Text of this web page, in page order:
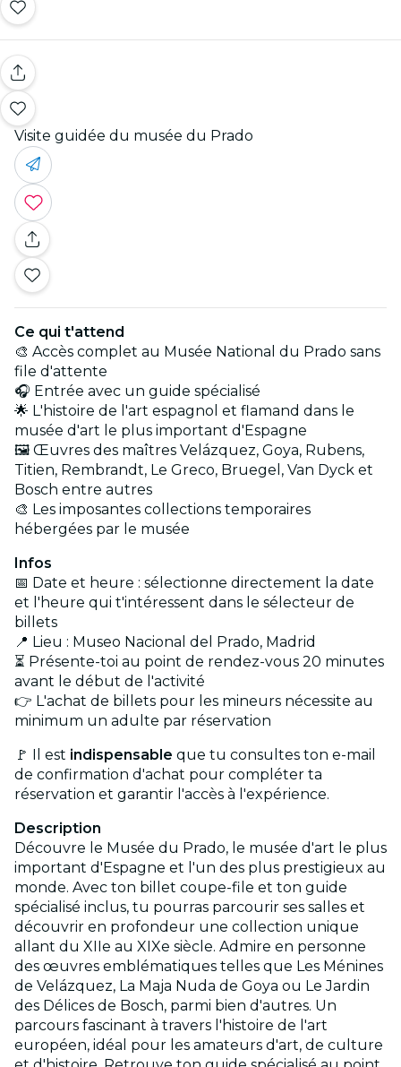
Visite guidée du musée du Prado
Ce qui t'attend
🎨 Accès complet au Musée National du Prado sans
file d'attente
🎧 Entrée avec un guide spécialisé
🌟 L'histoire de l'art espagnol et flamand dans le
musée d'art le plus important d'Espagne
🖼 Œuvres des maîtres Velázquez, Goya, Rubens,
Titien, Rembrandt, Le Greco, Bruegel, Van Dyck et
Bosch entre autres
🎨 Les imposantes collections temporaires
hébergées par le musée
Infos
📅 Date et heure : sélectionne directement la date
et l'heure qui t'intéressent dans le sélecteur de
billets
📍 Lieu : Museo Nacional del Prado, Madrid
⏳ Présente-toi au point de rendez-vous 20 minutes
avant le début de l'activité
👉 L'achat de billets pour les mineurs nécessite au
minimum un adulte par réservation
🚩 Il est indispensable que tu consultes ton e-mail
de confirmation d'achat pour compléter ta
réservation et garantir l'accès à l'expérience.
Description
Découvre le Musée du Prado, le musée d'art le plus
important d'Espagne et l'un des plus prestigieux au
monde. Avec ton billet coupe-file et ton guide
spécialisé inclus, tu pourras parcourir ses salles et
découvrir en profondeur une collection unique
allant du XIIe au XIXe siècle. Admire en personne
des œuvres emblématiques telles que Les Ménines
de Velázquez, La Maja Nuda de Goya ou Le Jardin
des Délices de Bosch, parmi bien d'autres. Un
parcours fascinant à travers l'histoire de l'art
européen, idéal pour les amateurs d'art, de culture